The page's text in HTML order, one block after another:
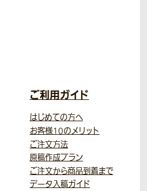
ご利用ガイド
はじめての方へ
お客様10のメリット
ご注文方法
原稿作成プラン
ご注文から商品到着まで
データ入稿ガイド